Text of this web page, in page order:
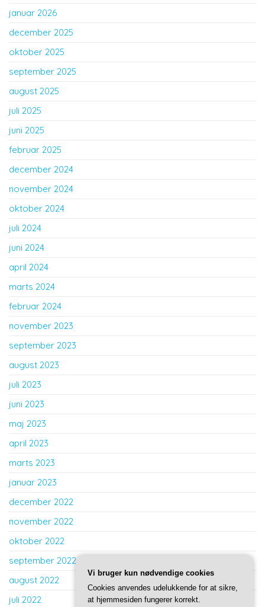
januar 2026
december 2025
oktober 2025
september 2025
august 2025
juli 2025
juni 2025
februar 2025
december 2024
november 2024
oktober 2024
juli 2024
juni 2024
april 2024
marts 2024
februar 2024
november 2023
september 2023
august 2023
juli 2023
juni 2023
maj 2023
april 2023
marts 2023
januar 2023
december 2022
november 2022
oktober 2022
september 2022
august 2022
juli 2022
Vi bruger kun nødvendige cookies
Cookies anvendes udelukkende for at sikre,
at hjemmesiden fungerer korrekt.